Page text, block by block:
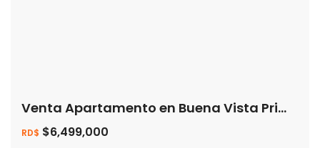
Venta Apartamento en Buena Vista Primera – Villa Mella
RD$ $6,499,000